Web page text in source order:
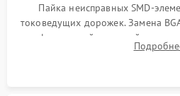
Пайка неисправных SMD-
токоведущих дорожек. Замена
инфракрасной паяльной
BIOS или замена